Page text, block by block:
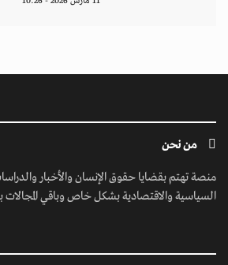
من نحن
منصة تهتم بقضايا حقوق الإنسان والأخبار
السياسية والاقتصادية بشكل خاص وباقي